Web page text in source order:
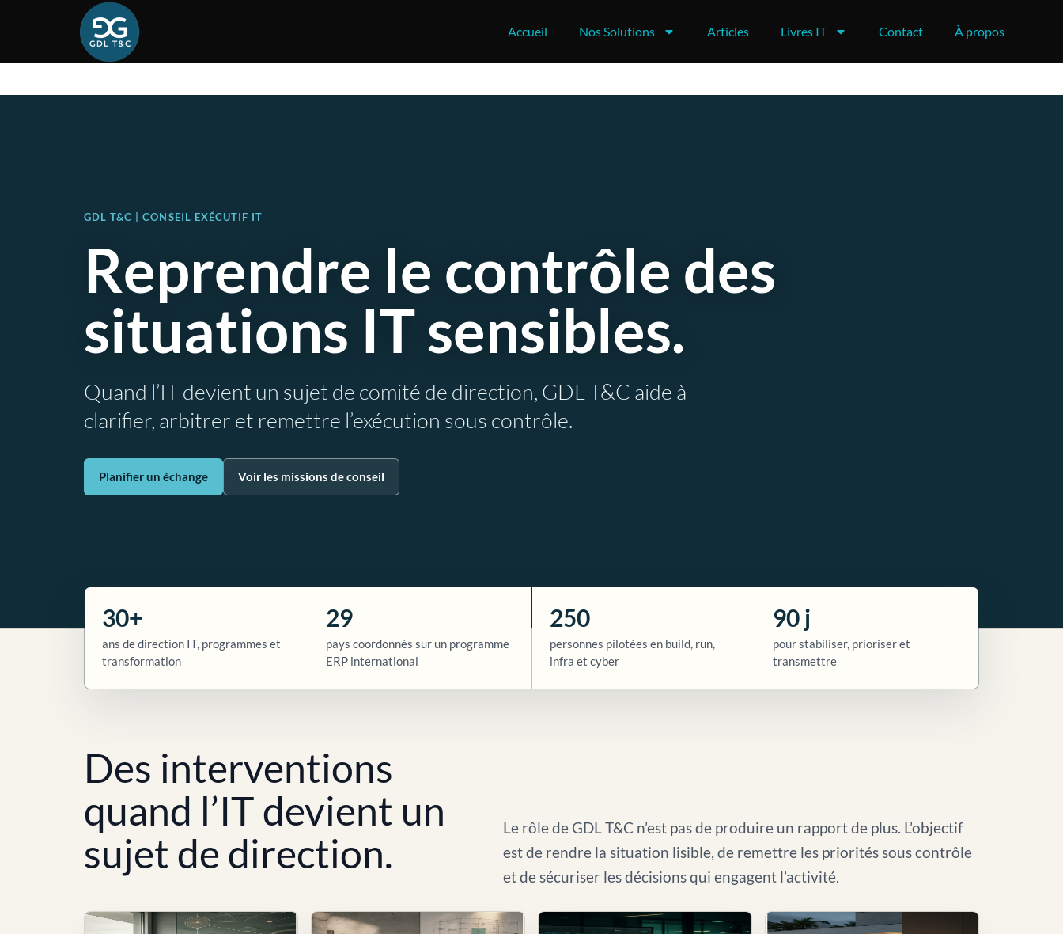
Accueil Nos Solutions Articles Livres IT Contact À propos
GDL T&C | CONSEIL EXÉCUTIF IT
Reprendre le contrôle des
situations IT sensibles.
Quand l’IT devient un sujet de comité de direction, GDL T&C aide à
clarifier, arbitrer et remettre l’exécution sous contrôle.
Planifier un échange Voir les missions de conseil
30+
ans de direction IT, programmes et
transformation
29
pays coordonnés sur un programme
ERP international
250
personnes pilotées en build, run,
infra et cyber
90 j
pour stabiliser, prioriser et
transmettre
Des interventions
quand l’IT devient un
sujet de direction.
Le rôle de GDL T&C n’est pas de produire un rapport de plus. L’objectif
est de rendre la situation lisible, de remettre les priorités sous contrôle
et de sécuriser les décisions qui engagent l’activité.